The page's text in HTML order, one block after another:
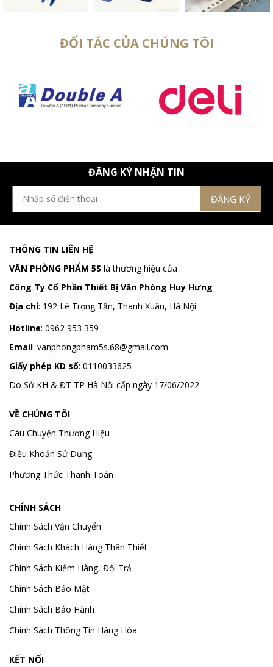
ĐỐI TÁC CỦA CHÚNG TÔI
ĐĂNG KÝ NHẬN TIN
THÔNG TIN LIÊN HỆ
VĂN PHÒNG PHẨM 5S là thương hiệu của
Công Ty Cổ Phần Thiết Bị Văn Phòng Huy Hưng
Địa chỉ: 192 Lê Trọng Tấn, Thanh Xuân, Hà Nội
Hotline: 0962 953 359
Email: vanphongpham5s.68@gmail.com
Giấy phép KD số: 0110033625
Do Sở KH & ĐT TP Hà Nội cấp ngày 17/06/2022
VỀ CHÚNG TÔI
Câu Chuyện Thương Hiệu
Điều Khoản Sử Dụng
Phương Thức Thanh Toán
CHÍNH SÁCH
Chính Sách Vận Chuyển
Chính Sách Khách Hàng Thân Thiết
Chính Sách Kiểm Hàng, Đổi Trả
Chính Sách Bảo Mật
Chính Sách Bảo Hành
Chính Sách Thông Tin Hàng Hóa
KẾT NỐI